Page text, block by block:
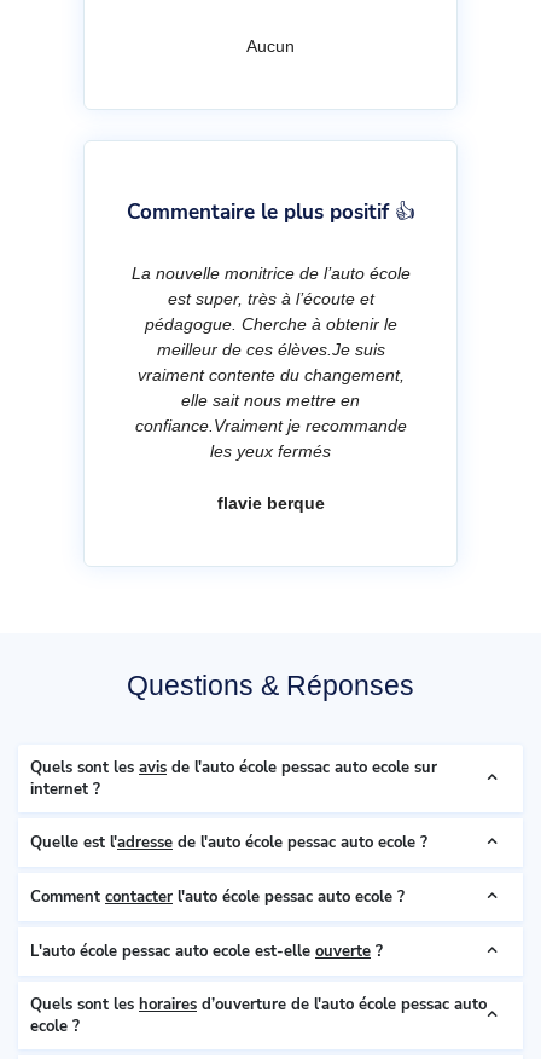
Aucun
Commentaire le plus positif 👍
La nouvelle monitrice de l’auto école
est super, très à l’écoute et
pédagogue. Cherche à obtenir le
meilleur de ces élèves.Je suis
vraiment contente du changement,
elle sait nous mettre en
confiance.Vraiment je recommande
les yeux fermés
flavie berque
Questions & Réponses
Quels sont les avis de l'auto école pessac auto ecole sur
internet ?
Quelle est l'adresse de l'auto école pessac auto ecole ?
Comment contacter l'auto école pessac auto ecole ?
L'auto école pessac auto ecole est-elle ouverte ?
Quels sont les horaires d’ouverture de l'auto école pessac auto
ecole ?